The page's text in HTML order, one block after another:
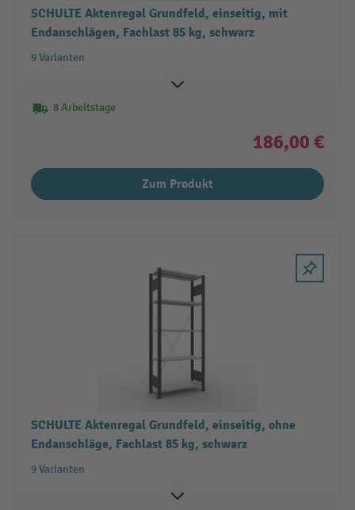
SCHULTE Aktenregal Grundfeld, einseitig, mit
Endanschlägen, Fachlast 85 kg, schwarz
9 Varianten
8 Arbeitstage
186,00 €
Zum Produkt
SCHULTE Aktenregal Grundfeld, einseitig, ohne
Endanschläge, Fachlast 85 kg, schwarz
9 Varianten